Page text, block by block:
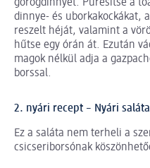
görögdinnyét. Pürésítse a
dinnye- és uborkakockákat,
reszelt héját, valamint a
hűtse egy órán át. Ezután
magok nélkül adja a
borssal.
2. nyári recept – Nyári
Ez a saláta nem terheli a
csicseriborsónak